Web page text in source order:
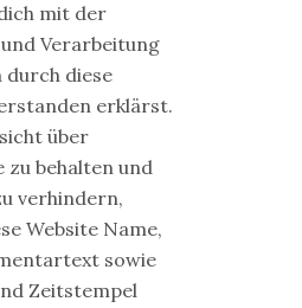
mit der
Verarbeitung
durch diese
erklärst.
über
zu behalten und
verhindern,
Website Name,
sowie
Zeitstempel